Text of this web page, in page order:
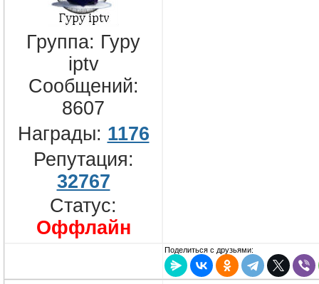
Группа: Гуру
iptv
Сообщений:
8607
Награды: 1176
Репутация:
32767
Статус:
Оффлайн
Поделиться с друзьями: